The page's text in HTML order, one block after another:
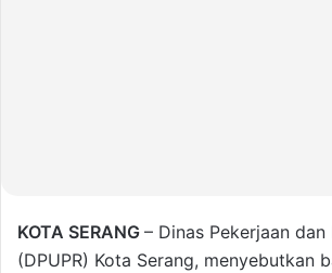
KOTA SERANG – Dinas Pekerjaan dan
(DPUPR) Kota Serang, menyebutkan